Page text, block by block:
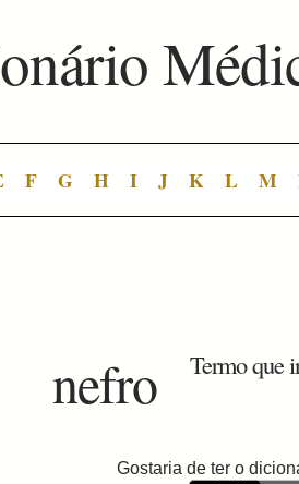
F G H I J K L M
nefro Termo que
Gostaria de ter o